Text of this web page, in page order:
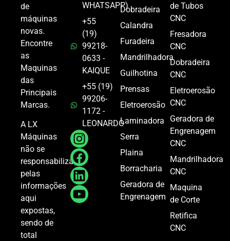
de
máquinas
novas.
Encontre
as
Maquinas
das
Principais
Marcas.
A LX
Máquinas
não se
responsabiliza
pelas
informações
aqui
expostas,
sendo de
total
WHATSAPP)
+55
(19)
99218-
0633 -
KAIQUE
+55 (19)
99206-
1172 -
LEONARDO
Dobradeira
Calandra
Furadeira
Mandrilhadora
Guilhotina
Prensas
Eletroerosão
Laminadora
Serra
Plaina
Borracharia
Geradora de
Engrenagem
de Tubos
CNC
Fresadora
CNC
Dobradeira
CNC
Eletroerosão
CNC
Geradora de
Engrenagem
CNC
Mandrilhadora
CNC
Maquina
de Corte
Retifica
CNC